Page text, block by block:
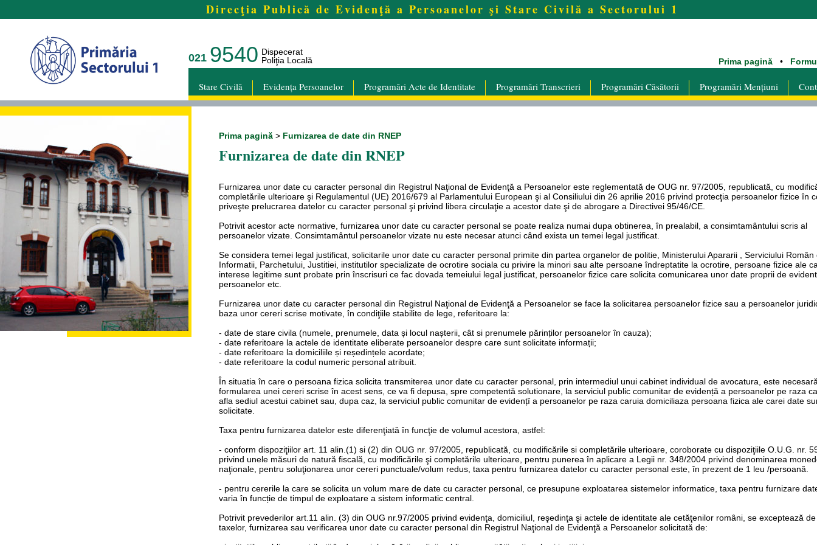
Direcţia Publică de Evidenţă a Persoanelor şi Stare Civilă a Sectorului 1
Prima pagină •
021 9540 Dispecerat
Poliţia Locală
Stare Civilă Evidența Persoanelor Programări Acte de Identitate Programări Transcrieri Programări Căsătorii Programări Mențiuni
Prima pagină > Furnizarea de date din RNEP
Furnizarea de date din RNEP
Furnizarea unor date cu caracter personal din Registrul Naţional de Evidenţă a Persoanelor este reglementată de OUG nr. 97/2005, republicată, cu
completările ulterioare şi Regulamentul (UE) 2016/679 al Parlamentului European şi al Consiliului din 26 aprilie 2016 privind protecţia persoanelor fizice în
priveşte prelucrarea datelor cu caracter personal şi privind libera circulaţie a acestor date şi de abrogare a Directivei 95/46/CE.
Potrivit acestor acte normative, furnizarea unor date cu caracter personal se poate realiza numai dupa obtinerea, în prealabil, a consimtamântului scris al
persoanelor vizate. Consimtamântul persoanelor vizate nu este necesar atunci când exista un temei legal justificat.
Se considera temei legal justificat, solicitarile unor date cu caracter personal primite din partea organelor de politie, Ministerului Apararii , Serviciului Român
Informatii, Parchetului, Justitiei, institutilor specializate de ocrotire sociala cu privire la minori sau alte persoane îndreptatite la ocrotire, persoane fizice ale
interese legitime sunt probate prin înscrisuri ce fac dovada temeiului legal justificat, persoanelor fizice care solicita comunicarea unor date proprii de
persoanelor etc.
Furnizarea unor date cu caracter personal din Registrul Naţional de Evidenţă a Persoanelor se face la solicitarea persoanelor fizice sau a persoanelor
baza unor cereri scrise motivate, în condiţiile stabilite de lege, referitoare la:
- date de stare civila (numele, prenumele, data și locul nașterii, cât si prenumele părinților persoanelor în cauza);
- date referitoare la actele de identitate eliberate persoanelor despre care sunt solicitate informații;
- date referitoare la domiciliile și reședințele acordate;
- date referitoare la codul numeric personal atribuit.
În situatia în care o persoana fizica solicita transmiterea unor date cu caracter personal, prin intermediul unui cabinet individual de avocatura, este
formularea unei cereri scrise în acest sens, ce va fi depusa, spre competentă solutionare, la serviciul public comunitar de evidență a persoanelor pe raza
afla sediul acestui cabinet sau, dupa caz, la serviciul public comunitar de evidențî a persoanelor pe raza caruia domiciliaza persoana fizica ale carei date
solicitate.
Taxa pentru furnizarea datelor este diferenţiată în funcţie de volumul acestora, astfel:
- conform dispoziţiilor art. 11 alin.(1) si (2) din OUG nr. 97/2005, republicată, cu modificările si completările ulterioare, coroborate cu dispoziţiile O.U.G. nr.
privind unele măsuri de natură fiscală, cu modificările şi completările ulterioare, pentru punerea în aplicare a Legii nr. 348/2004 privind denominarea
naţionale, pentru soluţionarea unor cereri punctuale/volum redus, taxa pentru furnizarea datelor cu caracter personal este, în prezent de 1 leu /persoană
- pentru cererile la care se solicita un volum mare de date cu caracter personal, ce presupune exploatarea sistemelor informatice, taxa pentru furnizare
varia în funcție de timpul de exploatare a sistem informatic central.
Potrivit prevederilor art.11 alin. (3) din OUG nr.97/2005 privind evidenţa, domiciliul, reşedinţa şi actele de identitate ale cetăţenilor români, se exceptează
taxelor, furnizarea sau verificarea unor date cu caracter personal din Registrul Naţional de Evidenţă a Persoanelor solicitată de: